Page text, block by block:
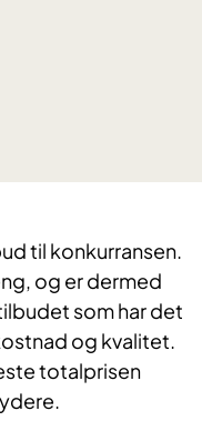
til konkurransen.
og er dermed
som har det
og kvalitet.
totalprisen